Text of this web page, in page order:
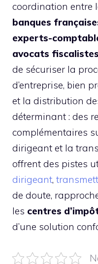
coordination entre
banques
experts-
avocats fiscalistes
de sécuriser la
d’entreprise, bien
et la distribution
déterminant : des
complémentaires
dirigeant et la
offrent des pistes
dirigeant,
de doute,
les centres
d’une solution